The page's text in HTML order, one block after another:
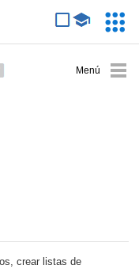
crear listas de